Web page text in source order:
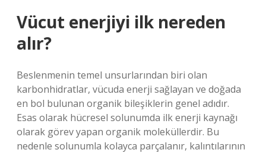
Vücut enerjiyi ilk nereden
alır?
Beslenmenin temel unsurlarından biri olan
karbonhidratlar, vücuda enerji sağlayan ve doğada
en bol bulunan organik bileşiklerin genel adıdır.
Esas olarak hücresel solunumda ilk enerji kaynağı
olarak görev yapan organik moleküllerdir. Bu
nedenle solunumla kolayca parçalanır, kalıntılarının